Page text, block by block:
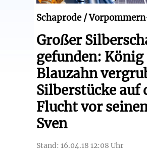
Schaprode /
Großer
gefunden: König
Blauzahn
Silberstücke auf
Flucht vor
Sven
Stand: 16.04.18 12:08 Uhr